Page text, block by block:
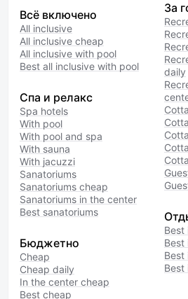
Всё включено
All inclusive
All inclusive cheap
All inclusive with pool
Best all inclusive with pool
Спа и релакс
Spa hotels
With pool
With pool and spa
With sauna
With jacuzzi
Sanatoriums
Sanatoriums cheap
Sanatoriums in the center
Best sanatoriums
Бюджетно
Cheap
Cheap daily
In the center cheap
Best cheap
За
daily
Best
Best
Best
Best